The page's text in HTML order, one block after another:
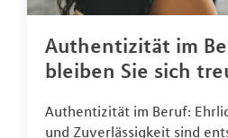
Authentizität im
bleiben Sie sich
Authentizität im Beruf:
und Zuverlässigkeit sind